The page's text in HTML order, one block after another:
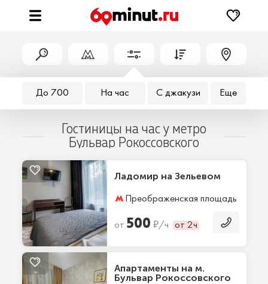
До 700 На час С джакузи Еще
Гостиницы на час у метро
Бульвар Рокоссовского
Ладомир на Зельевом
Преображенская площадь
от 500 ₽/ч от 2ч
Апартаменты на м.
Бульвар Рокоссовского